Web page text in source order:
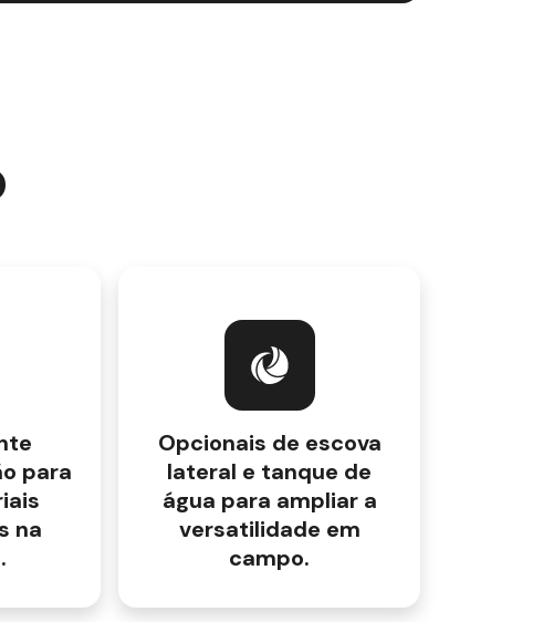
para
na
Opcionais de escova
lateral e tanque de
água para ampliar a
versatilidade em
campo.